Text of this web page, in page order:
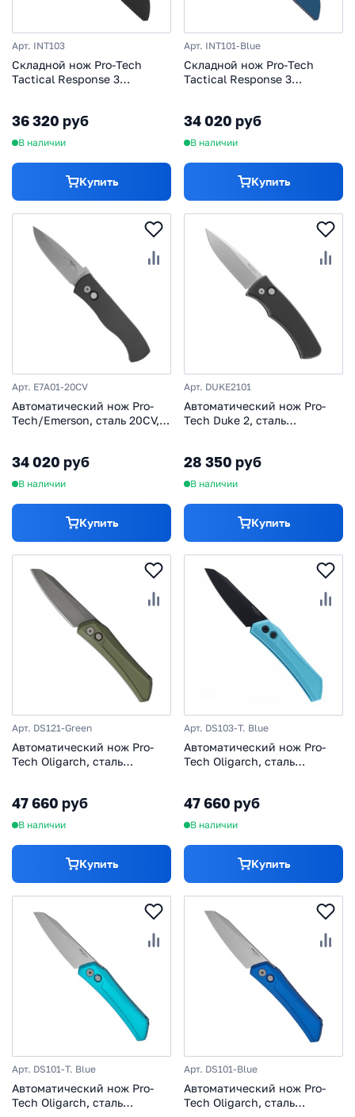
Арт. INT103
Cкладной нож Pro-Tech
Tactical Response 3
36 320 руб
В наличии
Купить
Арт. INT101-Blue
Cкладной нож Pro-Tech
Tactical Response 3
34 020 руб
В наличии
Купить
Арт. E7A01-20CV
Автоматический нож Pro-
Tech/Emerson, сталь 20CV,
34 020 руб
В наличии
Купить
Арт. DUKE2101
Автоматический нож Pro-
Tech Duke 2, сталь
28 350 руб
В наличии
Купить
Арт. DS121-Green
Автоматический нож Pro-
Tech Oligarch, сталь
47 660 руб
В наличии
Купить
Арт. DS103-T. Blue
Автоматический нож Pro-
Tech Oligarch, сталь
черный
47 660 руб
В наличии
Купить
Арт. DS101-T. Blue
Автоматический нож Pro-
Tech Oligarch, сталь
Арт. DS101-Blue
Автоматический нож Pro-
Tech Oligarch, сталь